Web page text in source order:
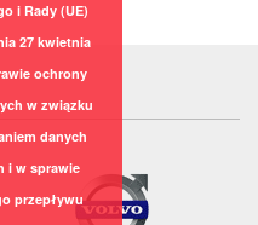
i Rady (UE)
27 kwietnia
ochrony
w związku
danych
i w sprawie
przepływu